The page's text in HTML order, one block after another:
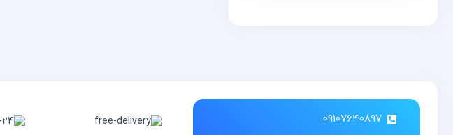
۰۹۱۰۷۶۴۰۸۹۷